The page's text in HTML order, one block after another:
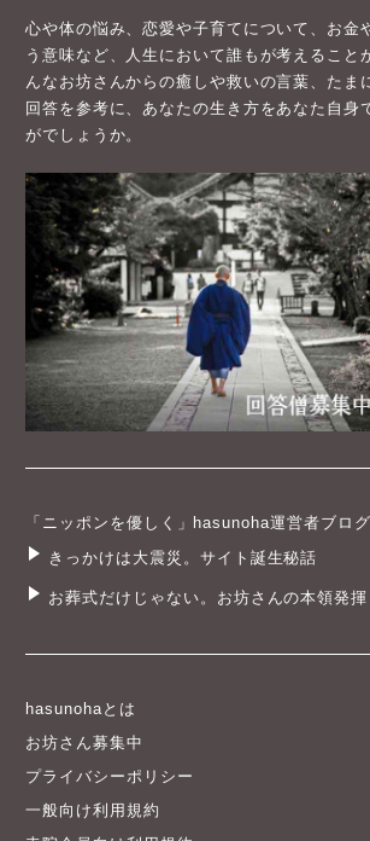
心や体の悩み、恋愛や子育てについて、お金
う意味など、人生において誰もが考えること
んなお坊さんからの癒しや救いの言葉、たま
回答を参考に、あなたの生き方をあなた自身
がでしょうか。
「ニッポンを優しく」hasunoha運営者ブログ
きっかけは大震災。サイト誕生秘話
お葬式だけじゃない。お坊さんの本領発揮
hasunohaとは
お坊さん募集中
プライバシーポリシー
一般向け利用規約